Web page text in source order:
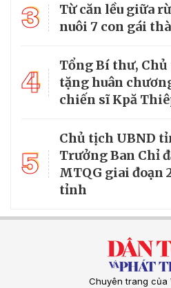
3
Từ căn lều giữa
nuôi 7 con gái
4
Tổng Bí thư,
tặng huân
chiến sĩ Kpă
5
Chủ tịch UBND
Trưởng Ban Chỉ
MTQG giai đoạn
tỉnh
Chuyên trang của